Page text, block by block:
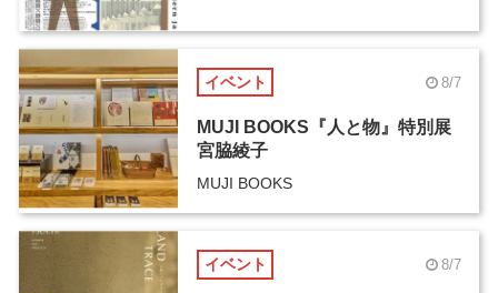
イベント 8/7
MUJI BOOKS『人と物』特別展
宮脇綾子
MUJI BOOKS
イベント 8/7